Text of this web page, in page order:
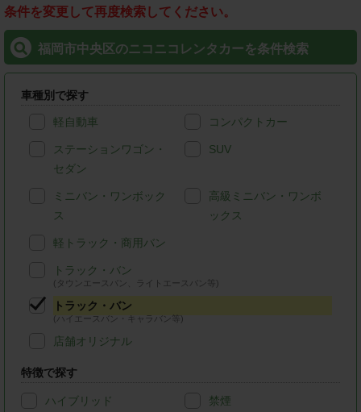
条件を変更して再度検索してください。
福岡市中央区のニコニコレンタカーを条件検索
車種別で探す
軽自動車 コンパクトカー
ステーションワゴン・
セダン
SUV
ミニバン・ワンボック
ス
高級ミニバン・ワンボ
ックス
軽トラック・商用バン
トラック・バン
(タウンエースバン、ライトエースバン等)
トラック・バン
(ハイエースバン・キャラバン等)
店舗オリジナル
特徴で探す
ハイブリッド 禁煙